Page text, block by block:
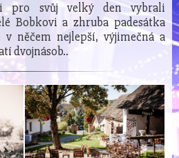
pro svůj velký den vybrali
Bobkovi a zhruba padesátka
v něčem nejlepší, výjimečná a
dvojnásob..